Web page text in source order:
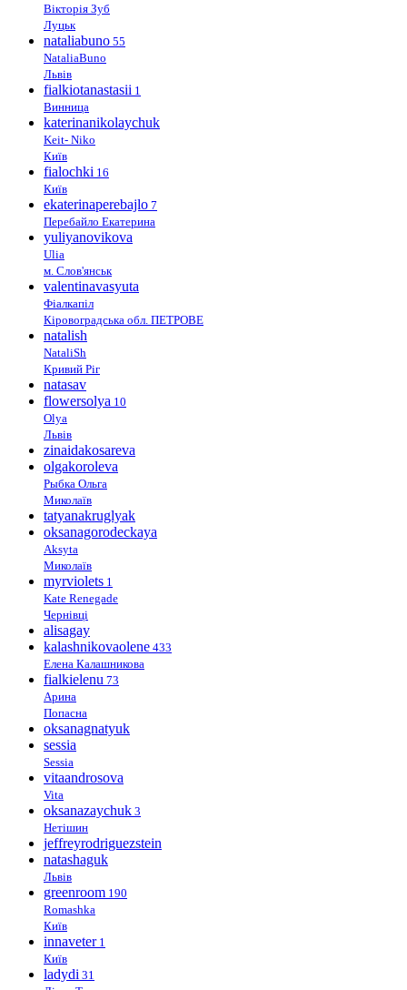
Вікторія Зуб
Луцьк
nataliabuno 55
NataliaBuno
Львів
fialkiotanastasii 1
Винница
katerinanikolaychuk
Keit- Niko
Київ
fialochki 16
Київ
ekaterinaperebajlo 7
Перебайло Екатерина
yuliyanovikova
Ulia
м. Слов'янськ
valentinavasyuta
Фіалкапіл
Кіровоградська обл. ПЕТРОВЕ
natalish
NataliSh
Кривий Ріг
natasav
flowersolya 10
Olya
Львів
zinaidakosareva
olgakoroleva
Рыбка Ольга
Миколаїв
tatyanakruglyak
oksanagorodeckaya
Aksyta
Миколаїв
myrviolets 1
Kate Renegade
Чернівці
alisagay
kalashnikovaolene 433
Елена Калашникова
fialkielenu 73
Арина
Попасна
oksanagnatyuk
sessia
Sessia
vitaandrosova
Vita
oksanazaychuk 3
Нетішин
jeffreyrodriguezstein
natashaguk
Львів
greenroom 190
Romashka
Київ
innaveter 1
Київ
ladydi 31